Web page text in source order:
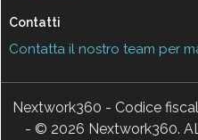
Contatti
Contatta il nostro team per
Nextwork360 - Codice
- © 2026 Nextwork360.